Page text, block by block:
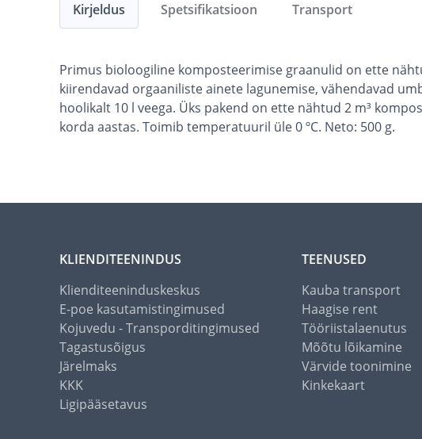
Kirjeldus
Primus bioloogiline komposteerimise graanulid on ette
kiirendavad orgaaniliste ainete lagunemise, vähendavad
hoolikalt 10 l veega. Üks pakend on ette nähtud 2 m³
korda aastas. Toimib temperatuuril üle 0 ºC. Neto: 500 g.
Spetsifikatsioon Transport
KLIENDITEENINDUS
Klienditeeninduskeskus
E-poe kasutamistingimused
Kojuvedu - Transporditingimused
Tagastusõigus
Järelmaks
KKK
Ligipääsetavus
TEENUSED
Kauba transport
Haagise rent
Tööriistalaenutus
Mõõtu lõikamine
Värvide toonimine
Kinkekaart